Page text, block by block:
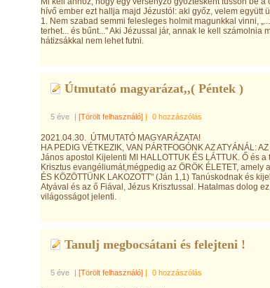
hívő ember ezt hallja majd Jézustól: aki győz, velem együtt
1. Nem szabad semmi felesleges holmit magunkkal vinni,
terhet... és bűnt..." Aki Jézussal jár, annak le kell számolnia
hátizsákkal nem lehet futni.
Útmutató magyarázat,,( Péntek )
5 éve | [Törölt felhasználó] | 0 hozzászólás
2021.04.30. ÚTMUTATÓ MAGYARÁZATA!
HA PEDIG VÉTKEZIK, VAN PÁRTFOGÓNK AZ ATYÁNÁL:
János apostol Kijelenti MI HALLOTTUK ÉS LÁTTUK. Ő és
Krisztus evangéliumát,mégpedig az ÖRÖK ÉLETET, amely
ÉS KÖZÖTTÜNK LAKOZOTT" (Ján 1,1) Tanúskodnak és
Atyával és az ő Fiával, Jézus Krisztussal. Hatalmas dolog
világosságot jelenti.
Tanulj megbocsátani és felejteni !
5 éve | [Törölt felhasználó] | 0 hozzászólás